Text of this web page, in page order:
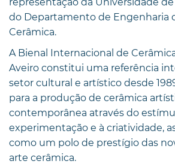
do Departamento de Engenharia
Cerâmica.
A Bienal Internacional de
Aveiro constitui uma referência
setor cultural e artístico desde
para a produção de cerâmica
contemporânea através do
experimentação e à criatividade,
como um polo de prestígio das
arte cerâmica.